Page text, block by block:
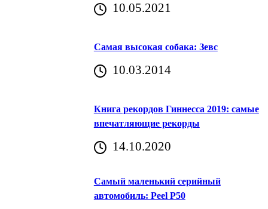
10.05.2021
Самая высокая собака: Зевс
10.03.2014
Книга рекордов Гиннесса 2019: самые
впечатляющие рекорды
14.10.2020
Самый маленький серийный
автомобиль: Peel P50